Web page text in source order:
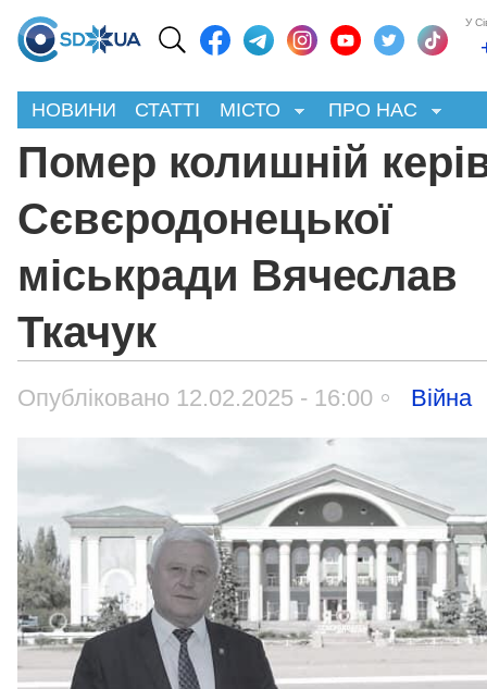
У
НОВИНИ СТАТТІ МІСТО ПРО НАС
Помер колишній
Сєвєродонецької
міськради Вячеслав
Ткачук
Опубліковано 12.02.2025 - 16:00 Війна